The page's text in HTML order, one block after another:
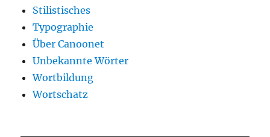
Stilistisches
Typographie
Über Canoonet
Unbekannte Wörter
Wortbildung
Wortschatz